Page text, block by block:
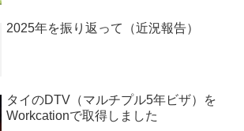
2025年を振り返って（近況報告）
タイのDTV（マルチプル5年ビザ）を
Workcationで取得しました